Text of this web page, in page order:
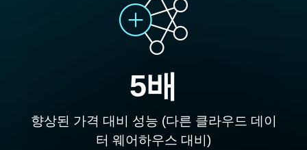
5배
향상된 가격 대비 성능 (다른 클라우드 데이
터 웨어하우스 대비)